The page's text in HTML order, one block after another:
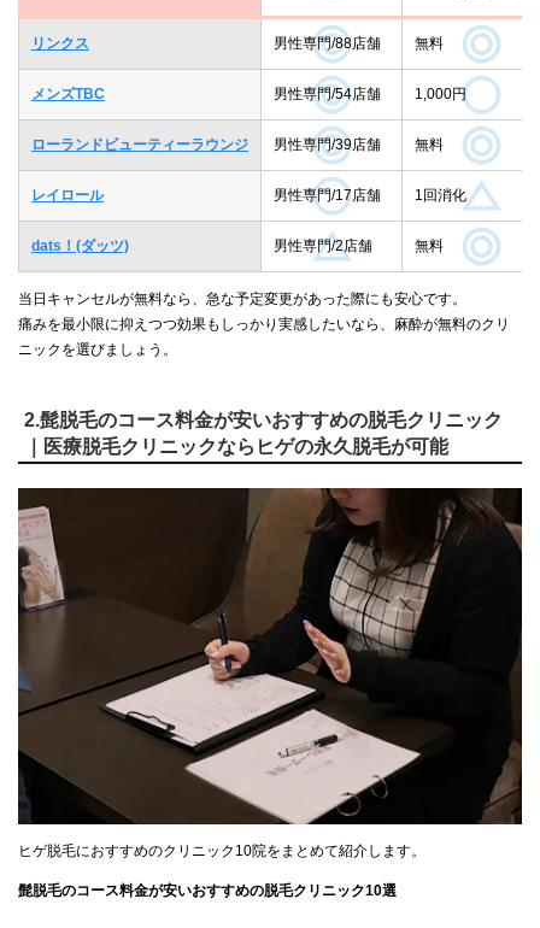
リンクス 男性専門/88店舗 無料
メンズTBC 男性専門/54店舗 1,000円
ローランドビューティーラウンジ 男性専門/39店舗 無料
レイロール 男性専門/17店舗 1回消化
dats！(ダッツ) 男性専門/2店舗 無料
当日キャンセルが無料なら、急な予定変更があった際にも安心です。
痛みを最小限に抑えつつ効果もしっかり実感したいなら、麻酔が無料のクリ
ニックを選びましょう。
2.髭脱毛のコース料金が安いおすすめの脱毛クリニック
｜医療脱毛クリニックならヒゲの永久脱毛が可能
ヒゲ脱毛におすすめのクリニック10院をまとめて紹介します。
髭脱毛のコース料金が安いおすすめの脱毛クリニック10選